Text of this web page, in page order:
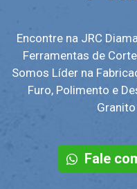
Encontre na JRC
Ferramentas de
Somos Líder na
Furo, Polimento e
Fale